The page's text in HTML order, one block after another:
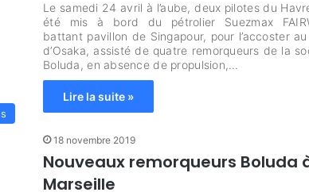
Le samedi 24 avril à l’aube, deux pilotes du
été mis à bord du pétrolier Suezmax
battant pavillon de Singapour, pour l’accoster
d’Osaka, assisté de quatre remorqueurs de la
Boluda, en absence de propulsion,…
Lire la suite »
18 novembre 2019
Nouveaux remorqueurs Boluda
Marseille